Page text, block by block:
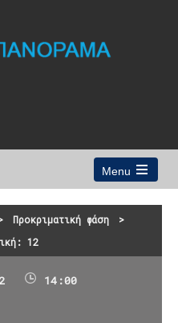
Menu
Open
main
Προκριματική φάση
>
12
14:00